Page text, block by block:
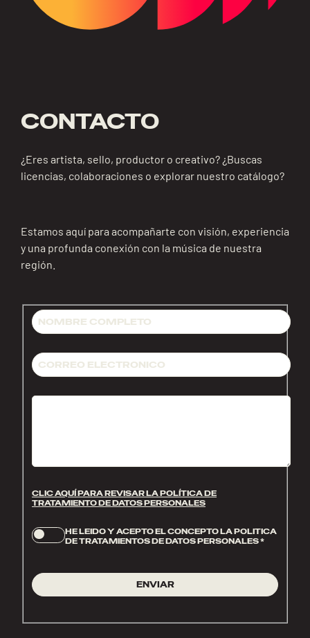
CONTACTO
¿Eres artista, sello, productor o creativo? ¿Buscas
licencias, colaboraciones o explorar nuestro catálogo?
Estamos aquí para acompañarte con visión, experiencia
y una profunda conexión con la música de nuestra
región.
CLIC AQUÍ PARA REVISAR LA POLÍTICA DE
TRATAMIENTO DE DATOS PERSONALES
HE LEIDO Y ACEPTO EL CONCEPTO LA POLITICA
DE TRATAMIENTOS DE DATOS PERSONALES*
ENVIAR